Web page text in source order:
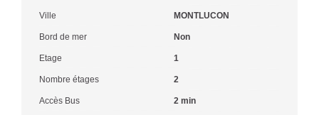
Ville MONTLUCON
Bord de mer Non
Etage 1
Nombre étages 2
Accès Bus 2 min